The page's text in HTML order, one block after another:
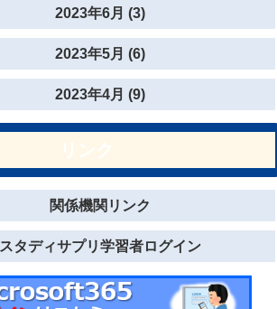
2023年6月 (3)
2023年5月 (6)
2023年4月 (9)
関係機関リンク
スタディサプリ学習者ログイン